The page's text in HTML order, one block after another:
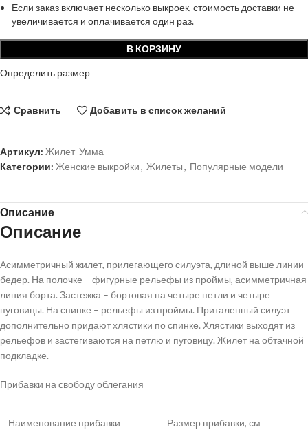
Если заказ включает несколько выкроек, стоимость доставки не
увеличивается и оплачивается один раз.
В КОРЗИНУ
Определить размер
Сравнить Добавить в список желаний
Артикул: Жилет_Умма
Категории: Женские выкройки, Жилеты, Популярные модели
Описание
Описание
Асимметричный жилет, прилегающего силуэта, длиной выше линии
бедер. На полочке – фигурные рельефы из проймы, асимметричная
линия борта. Застежка – бортовая на четыре петли и четыре
пуговицы. На спинке – рельефы из проймы. Приталенный силуэт
дополнительно придают хлястики по спинке. Хлястики выходят из
рельефов и застегиваются на петлю и пуговицу. Жилет на обтачной
подкладке.
Прибавки на свободу облегания
Наименование прибавки Размер прибавки, см